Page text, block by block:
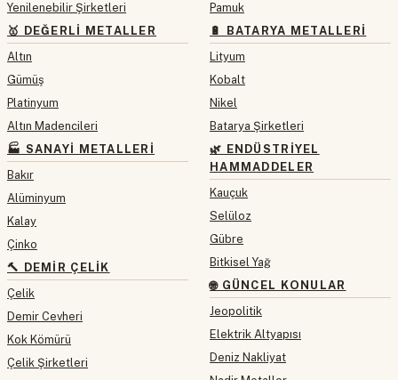
Yenilenebilir Şirketleri
🥇 DEĞERLI METALLER
Altın
Gümüş
Platinyum
Altın Madencileri
🏭 SANAYI METALLERI
Bakır
Alüminyum
Kalay
Çinko
🔨 DEMIR ÇELIK
Çelik
Demir Cevheri
Kok Kömürü
Çelik Şirketleri
Pamuk
🔋 BATARYA METALLERI
Lityum
Kobalt
Nikel
Batarya Şirketleri
🌿 ENDÜSTRIYEL
HAMMADDELER
Kauçuk
Selüloz
Gübre
Bitkisel Yağ
🌐 GÜNCEL KONULAR
Jeopolitik
Elektrik Altyapısı
Deniz Nakliyat